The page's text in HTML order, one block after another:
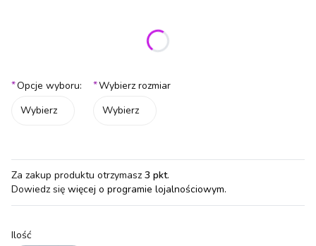
Poszczególne warianty mogą różnić się ceną
*Opcje wyboru:
Wybierz
*Wybierz rozmiar
Wybierz
Za zakup produktu otrzymasz 3 pkt.
Dowiedz się więcej o programie lojalnościowym.
Ilość